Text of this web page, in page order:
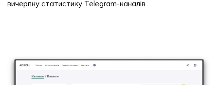
вичерпну статистику Telegram-каналів.